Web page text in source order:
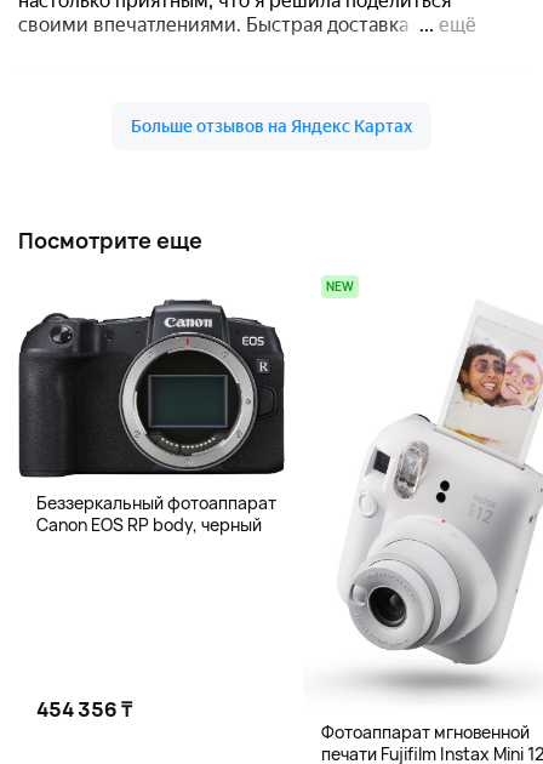
Посмотрите еще
Беззеркальный фотоаппарат
Canon EOS RP body, черный
454 356 ₸
NEW
Фотоаппарат мгновенной
печати Fujifilm Instax Mini